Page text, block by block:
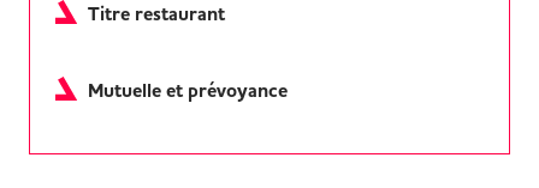
Titre restaurant
Mutuelle et prévoyance